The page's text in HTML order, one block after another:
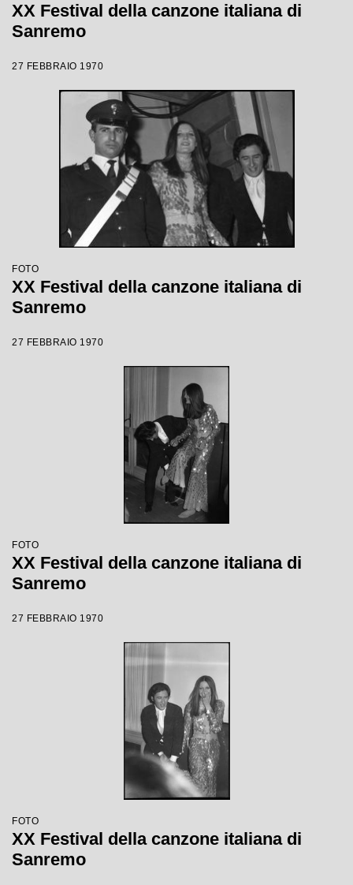
XX Festival della canzone italiana di
Sanremo
27 FEBBRAIO 1970
FOTO
XX Festival della canzone italiana di
Sanremo
27 FEBBRAIO 1970
FOTO
XX Festival della canzone italiana di
Sanremo
27 FEBBRAIO 1970
FOTO
XX Festival della canzone italiana di
Sanremo